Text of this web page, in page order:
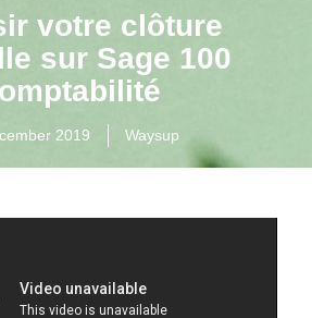
votre clôture
sur Sage 100
2019 Waysup